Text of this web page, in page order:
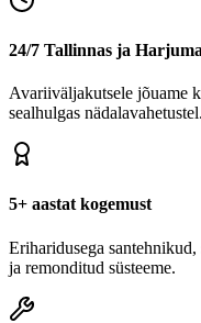
24/7 Tallinnas ja
Avariiväljakutsele jõuame
sealhulgas nädalavahetustel.
5+ aastat kogemust
Eriharidusega
ja remonditud süsteeme.